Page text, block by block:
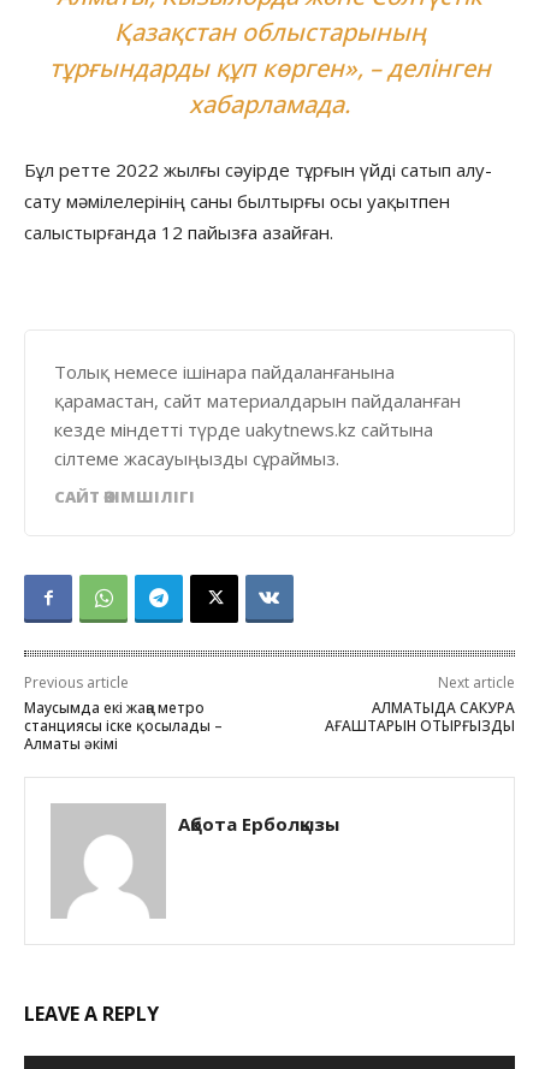
Қазақстан облыстарының
тұрғындарды құп көрген», – делінген
хабарламада.
Бұл ретте 2022 жылғы сәуірде тұрғын үйді сатып алу-
сату мәмілелерінің саны былтырғы осы уақытпен
салыстырғанда 12 пайызға азайған.
Толық немесе ішінара пайдаланғанына
қарамастан, сайт материалдарын пайдаланған
кезде міндетті түрде uakytnews.kz сайтына
сілтеме жасауыңызды сұраймыз.
САЙТ ӘКІМШІЛІГІ
Previous article
Маусымда екі жаңа метро
станциясы іске қосылады –
Алматы әкімі
Next article
АЛМАТЫДА САКУРА
АҒАШТАРЫН ОТЫРҒЫЗДЫ
Ақбота Ерболқызы
LEAVE A REPLY